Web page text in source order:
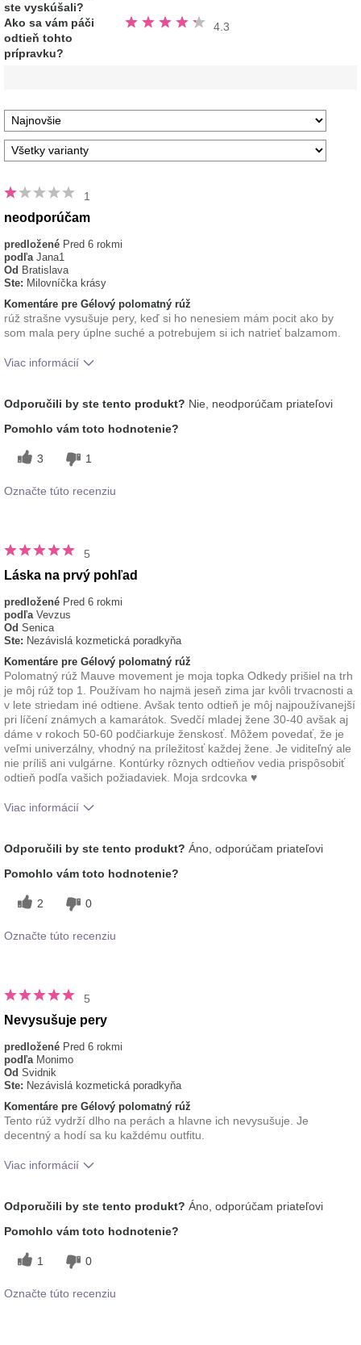
ste vyskúšali?
Ako sa vám páči
odtieň tohto
prípravku?
4.3
Hodnotené
4.3
1
neodporúčam
predložené Pred 6 rokmi
podľa Jana1
Od Bratislava
Ste: Milovníčka krásy
Komentáre pre Gélový polomatný rúž
rúž strašne vysušuje pery, keď si ho nenesiem mám pocit ako by
som mala pery úplne suché a potrebujem si ich natrieť balzamom.
Viac informácií
značkami dekoratívnej kozmetiky, ktoré ste
vyskúšali?
Odporučili by ste tento produkt? Nie, neodporúčam priateľovi
Pomohlo vám toto hodnotenie?
3 1
Označte túto recenziu
5
Láska na prvý pohľad
predložené Pred 6 rokmi
podľa Vevzus
Od Senica
Ste: Nezávislá kozmetická poradkyňa
Komentáre pre Gélový polomatný rúž
Polomatný rúž Mauve movement je moja topka Odkedy prišiel na trh
je môj rúž top 1. Používam ho najmä jeseň zima jar kvôli trvacnosti a
v lete striedam iné odtiene. Avšak tento odtieň je môj najpoužívanejší
pri líčení známych a kamarátok. Svedčí mladej žene 30-40 avšak aj
dáme v rokoch 50-60 podčiarkuje ženskosť. Môžem povedať, že je
veľmi univerzálny, vhodný na príležitosť každej žene. Je viditeľný ale
nie príliš ani vulgárne. Kontúrky rôznych odtieňov vedia prispôsobiť
odtieň podľa vašich požiadaviek. Moja srdcovka ♥️
Viac informácií
značkami dekoratívnej kozmetiky, ktoré ste
vyskúšali?
Odporučili by ste tento produkt? Áno, odporúčam priateľovi
Pomohlo vám toto hodnotenie?
2 0
Označte túto recenziu
5
Nevysušuje pery
predložené Pred 6 rokmi
podľa Monimo
Od Svidnik
Ste: Nezávislá kozmetická poradkyňa
Komentáre pre Gélový polomatný rúž
Tento rúž vydrží dlho na perách a hlavne ich nevysušuje. Je
decentný a hodí sa ku každému outfitu.
Viac informácií
značkami dekoratívnej kozmetiky, ktoré ste
vyskúšali?
Odporučili by ste tento produkt? Áno, odporúčam priateľovi
Pomohlo vám toto hodnotenie?
1 0
Označte túto recenziu